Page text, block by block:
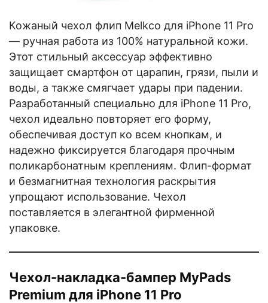
Кожаный чехол флип Melkco для iPhone 11 Pro
— ручная работа из 100% натуральной кожи.
Этот стильный аксессуар эффективно
защищает смартфон от царапин, грязи, пыли и
воды, а также смягчает удары при падении.
Разработанный специально для iPhone 11 Pro,
чехол идеально повторяет его форму,
обеспечивая доступ ко всем кнопкам, и
надежно фиксируется благодаря прочным
поликарбонатным креплениям. Флип-формат
и безмагнитная технология раскрытия
упрощают использование. Чехол
поставляется в элегантной фирменной
упаковке.
Чехол-накладка-бампер MyPads
Premium для iPhone 11 Pro